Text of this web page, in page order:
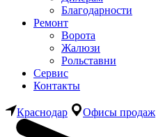
Благодарности
Ремонт
Ворота
Жалюзи
Рольставни
Сервис
Контакты
Краснодар Офисы продаж